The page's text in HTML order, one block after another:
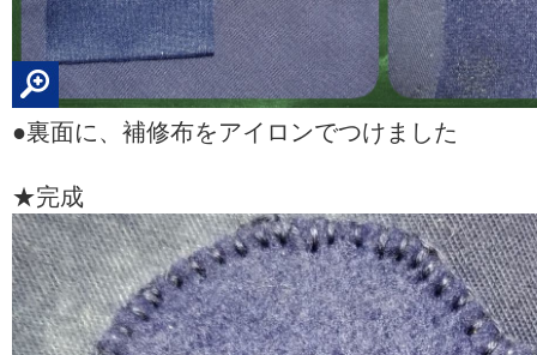
●裏面に、補修布をアイロンでつけました
★完成